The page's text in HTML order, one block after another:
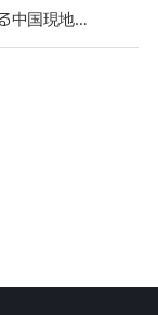
NEAR事務局への中国人駐在員派遣に関する中国現地のマスコミ報道のスクラップ